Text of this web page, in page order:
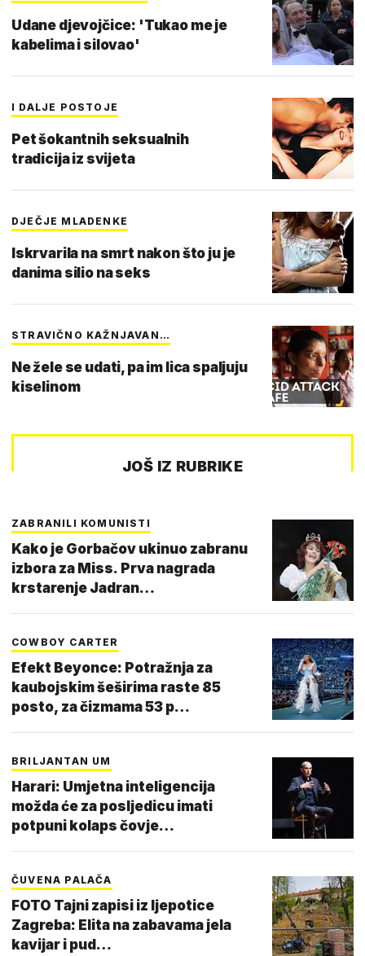
Udane djevojčice: 'Tukao me je
kabelima i silovao'
I DALJE POSTOJE
Pet šokantnih seksualnih
tradicija iz svijeta
DJEČJE MLADENKE
Iskrvarila na smrt nakon što ju je
danima silio na seks
STRAVIČNO KAŽNJAVAN…
Ne žele se udati, pa im lica spaljuju
kiselinom
JOŠ IZ RUBRIKE
ZABRANILI KOMUNISTI
Kako je Gorbačov ukinuo zabranu
izbora za Miss. Prva nagrada
krstarenje Jadran…
COWBOY CARTER
Efekt Beyonce: Potražnja za
kaubojskim šeširima raste 85
posto, za čizmama 53 p…
BRILJANTAN UM
Harari: Umjetna inteligencija
možda će za posljedicu imati
potpuni kolaps čovje…
ČUVENA PALAČA
FOTO Tajni zapisi iz ljepotice
Zagreba: Elita na zabavama jela
kavijar i pud…